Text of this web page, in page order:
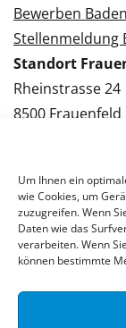
Um Ihnen ein
wie Cookies, um
zuzugreifen. Wenn
Daten wie das
verarbeiten. Wenn
können bestimmte
Bewerben Baden
Stellenmeldung
Standort
Rheinstrasse 24
8500 Frauenfeld
Tel.: 052 224 09
Bewerben
Stellenmeldung
© 2026